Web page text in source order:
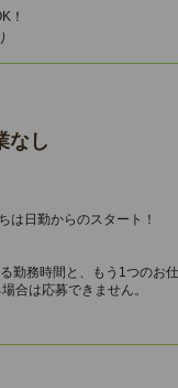
！
なし
は日勤からのスタート！
勤務時間と、もう1つのお仕
合は応募できません。